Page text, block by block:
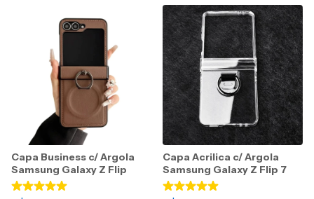
Capa Business c/ Argola
Samsung Galaxy Z Flip
Capa Acrilica c/ Argola
Samsung Galaxy Z Flip 7